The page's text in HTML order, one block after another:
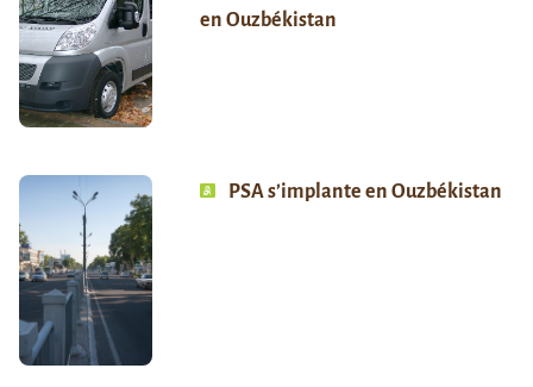
en Ouzbékistan
PSA s’implante en Ouzbékistan